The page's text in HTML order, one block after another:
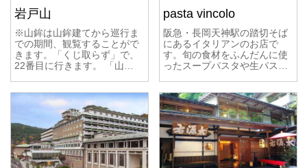
岩戸山
※山鉾は山鉾建てから巡行ま
での期間、観覧することがで
きます。「くじ取らず」で、
22番目に行きます。 「山…
pasta vincolo
阪急・長岡天神駅の踏切そば
にあるイタリアンのお店で
す。旬の食材をふんだんに使
ったスープパスタや生パス…